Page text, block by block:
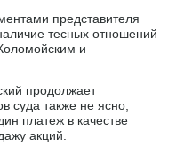
представителя
тесных отношений
и
продолжает
суда также не ясно,
платеж в качестве
акций.